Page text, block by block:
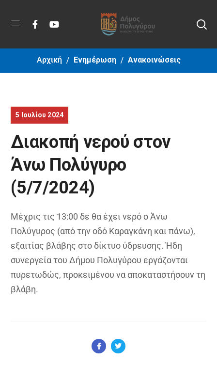
Αρχική Ενημέρωση Ανακοινώσεις
5 Ιουλίου 2024
Διακοπή νερού στον
Άνω Πολύγυρο
(5/7/2024)
Μέχρις τις 13:00 δε θα έχει νερό ο Άνω
Πολύγυρος (από την οδό Καραγκάνη και πάνω),
εξαιτίας βλάβης στο δίκτυο ύδρευσης. Ήδη
συνεργεία του Δήμου Πολυγύρου εργάζονται
πυρετωδώς, προκειμένου να αποκαταστήσουν τη
βλάβη.